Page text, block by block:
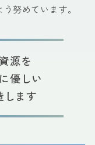
努めています。
源を
優しい
します